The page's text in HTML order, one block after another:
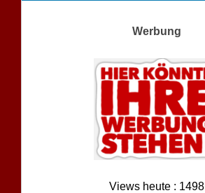
Werbung
Views heute : 1498